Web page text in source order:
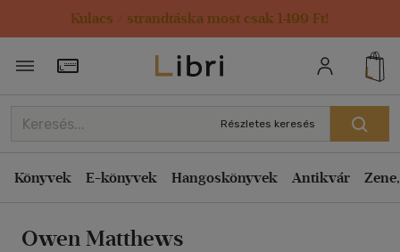
Kulacs / strandtáska most csak 1499 Ft!
Törzsvásárlói Kártya adatai
Részletes keresés
Könyvek E-könyvek Hangoskönyvek Antikvár
Owen Matthews
Rendezés
Kiadás éve szerint csökkenő
Ár szerint csökkenő
Eladott darabszám szerint csökkenő